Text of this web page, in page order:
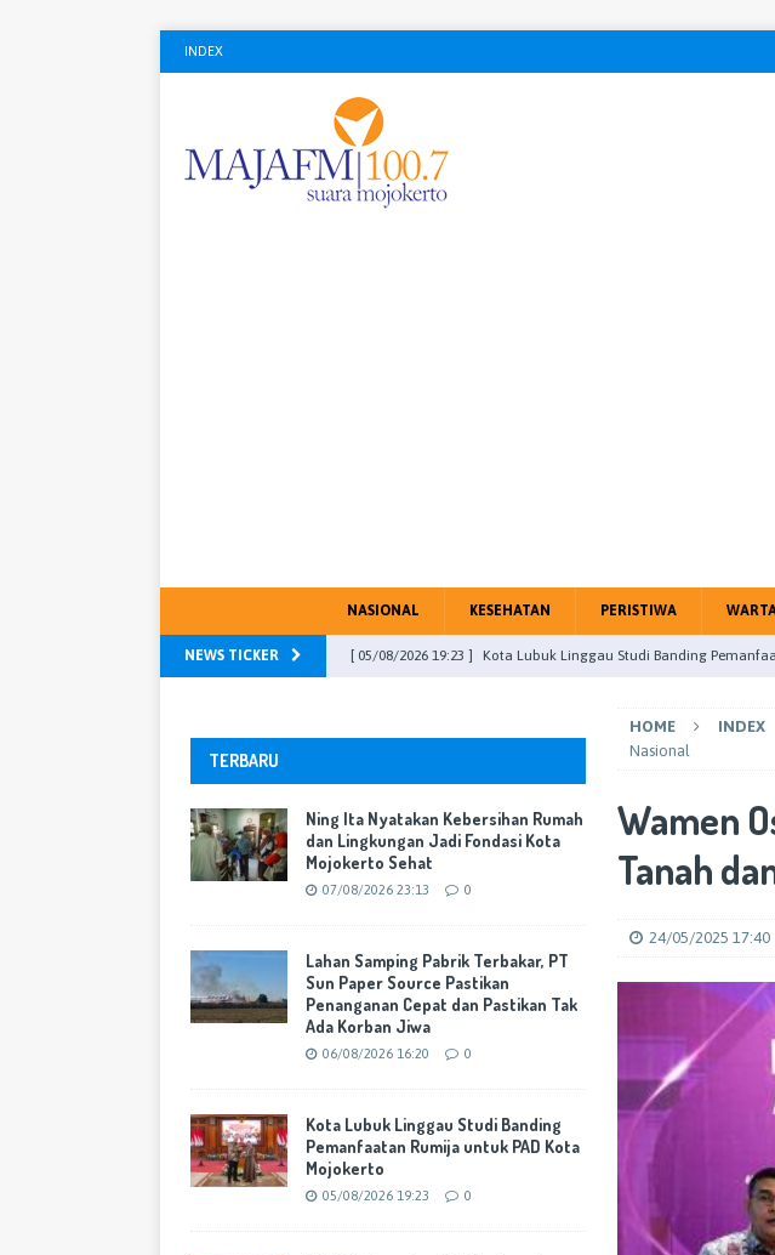
INDEX
NASIONAL KESEHATAN PERISTIWA
NEWS TICKER [ 04/08/2026 23:13 ] DPRD Kabupaten Mojokerto gelar Paripurna
[ 31/07/2026 16:46 ] DPR RI, Meitri Citra Gandeng Jurnalis Perangi
Mojokerto Sehat WARTA KOTA
[ 06/08/2026 16:20 ] Lahan Samping Pabrik Terbakar, PT Sun
Kota Lubuk Linggau Studi Banding
Mojokerto WARTA KOTA
HOME INDEX
Nasional
Wamen
Tanah
24/05/2025 17:40
TERBARU
Ning Ita Nyatakan Kebersihan Rumah
dan Lingkungan Jadi Fondasi Kota
Mojokerto Sehat
07/08/2026 23:13 0
Lahan Samping Pabrik Terbakar, PT
Sun Paper Source Pastikan
Penanganan Cepat dan Pastikan Tak
Ada Korban Jiwa
06/08/2026 16:20 0
Kota Lubuk Linggau Studi Banding
Pemanfaatan Rumija untuk PAD Kota
Mojokerto
05/08/2026 19:23 0